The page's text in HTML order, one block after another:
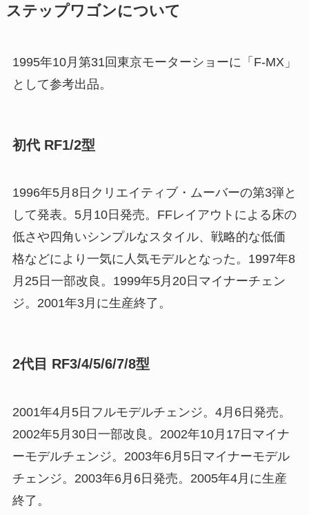
ステップワゴンについて
1995年10月第31回東京モーターショーに「F-MX」
として参考出品。
初代 RF1/2型
1996年5月8日クリエイティブ・ムーバーの第3弾と
して発表。5月10日発売。FFレイアウトによる床の
低さや四角いシンプルなスタイル、戦略的な低価
格などにより一気に人気モデルとなった。1997年8
月25日一部改良。1999年5月20日マイナーチェン
ジ。2001年3月に生産終了。
2代目 RF3/4/5/6/7/8型
2001年4月5日フルモデルチェンジ。4月6日発売。
2002年5月30日一部改良。2002年10月17日マイナ
ーモデルチェンジ。2003年6月5日マイナーモデル
チェンジ。2003年6月6日発売。2005年4月に生産
終了。